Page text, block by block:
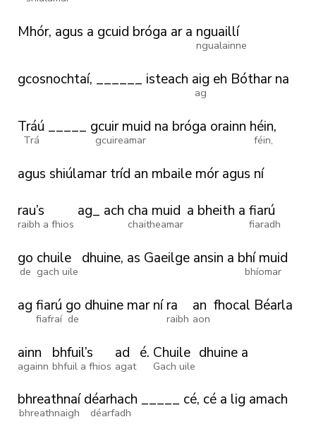
Mhór, agus a gcuid bróga ar a nguaillí
ngualainne
gcosnochtaí, ______ isteach aig
ag
eh Bóthar na
Tráú
Trá
_____ gcuir muid
gcuireamar
na bróga orainn héin,
féin,
agus shiúlamar tríd an mbaile mór agus ní
rau’s
raibh a fhios
ag_ ach cha muid
chaitheamar
a bheith a fiarú
fiaradh
go
de
chuile
gach uile
dhuine, as Gaeilge ansin a bhí muid
bhíomar
ag fiarú
fiafraí
go
de
dhuine mar ní ra
raibh
an
aon
fhocal Béarla
ainn
againn
bhfuil’s
bhfuil a fhios
ad
agat
é. Chuile
Gach uile
dhuine a
bhreathnaí
bhreathnaigh
déarhach
déarfadh
_____ cé, cé a lig amach